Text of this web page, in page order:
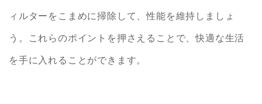
ィルターをこまめに掃除して、性能を維持しましょ
う。これらのポイントを押さえることで、快適な生活
を手に入れることができます。